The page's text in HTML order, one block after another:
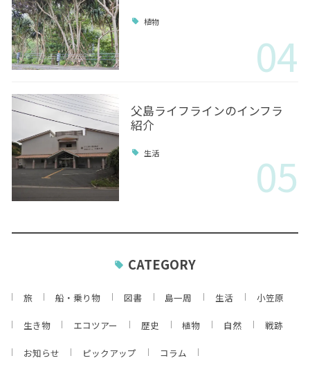
植物
04
父島ライフラインのインフラ
紹介
生活 05
CATEGORY
旅 船・乗り物 図書 島一周 生活 小笠原
生き物 エコツアー 歴史 植物 自然 戦跡
お知らせ ピックアップ コラム